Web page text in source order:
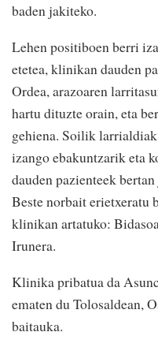
baden jakiteko.
Lehen positiboen berri
etetea, klinikan dauden
Ordea, arazoaren
hartu dituzte orain, eta
gehiena. Soilik
izango ebakuntzarik eta
dauden pazienteek
Beste norbait erietxeratu
klinikan artatuko:
Irunera.
Klinika pribatua da
ematen du Tolosaldean,
baitauka.